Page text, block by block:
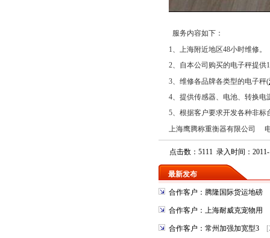
服务内容如下：
1
、上海附近地区48小时维修。
2、自本公司购买的电子秤提供1
3 、维修各品牌各类型的电子秤(
4、提供传感器、电池、转换
5、根据客户要求开发各种非
上海鹰腾称重衡器有限公司
点击数：5111 录入时间：
最新发布
合作客户：腾隆国际货运地磅
合作客户：上海耐威克宠物用
合作客户：常州加强加宽型3